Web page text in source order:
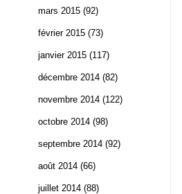
mars 2015 (92)
février 2015 (73)
janvier 2015 (117)
décembre 2014 (82)
novembre 2014 (122)
octobre 2014 (98)
septembre 2014 (92)
août 2014 (66)
juillet 2014 (88)